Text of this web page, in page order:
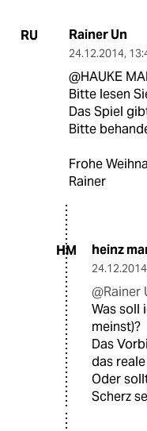
RU Rainer Un
24.12.2014,
@HAUKE
Bitte lesen
Das Spiel
Bitte
Frohe
Rainer
HM heinz
24.12.2014
@Rainer
Was soll
meinst)?
Das
das
Oder
Scherz